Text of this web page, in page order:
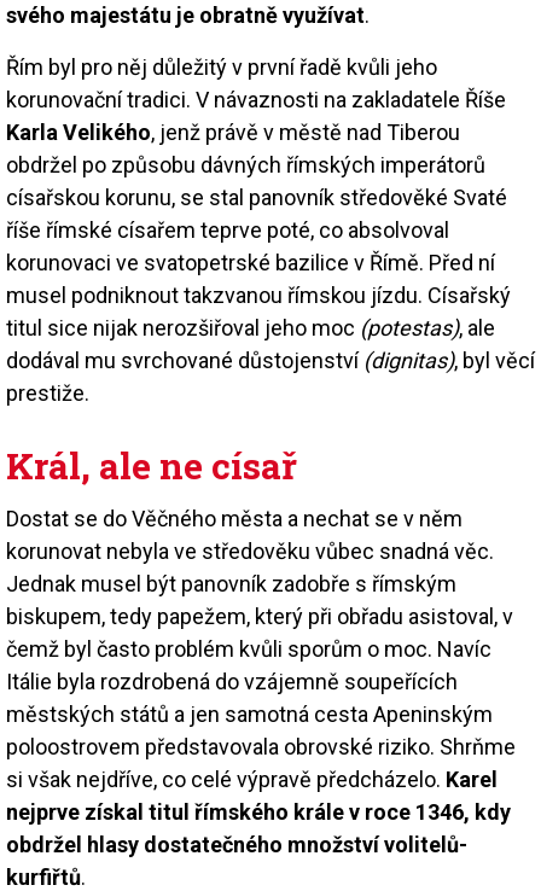
svého majestátu je obratně využívat.
Řím byl pro něj důležitý v první řadě kvůli jeho
korunovační tradici. V návaznosti na zakladatele Říše
Karla Velikého, jenž právě v městě nad Tiberou
obdržel po způsobu dávných římských imperátorů
císařskou korunu, se stal panovník středověké Svaté
říše římské císařem teprve poté, co absolvoval
korunovaci ve svatopetrské bazilice v Římě. Před ní
musel podniknout takzvanou římskou jízdu. Císařský
titul sice nijak nerozšiřoval jeho moc (potestas), ale
dodával mu svrchované důstojenství (dignitas), byl věcí
prestiže.
Král, ale ne císař
Dostat se do Věčného města a nechat se v něm
korunovat nebyla ve středověku vůbec snadná věc.
Jednak musel být panovník zadobře s římským
biskupem, tedy papežem, který při obřadu asistoval, v
čemž byl často problém kvůli sporům o moc. Navíc
Itálie byla rozdrobená do vzájemně soupeřících
městských států a jen samotná cesta Apeninským
poloostrovem představovala obrovské riziko. Shrňme
si však nejdříve, co celé výpravě předcházelo. Karel
nejprve získal titul římského krále v roce 1346, kdy
obdržel hlasy dostatečného množství volitelů-
kurfiřtů.